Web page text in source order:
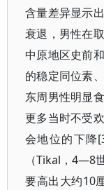
含量差异显示
衰退，男性在
中原地区史前
的稳定同位素
东周男性明显
更多当时不受
会地位的下降
（Tikal，4—8
要高出大约10